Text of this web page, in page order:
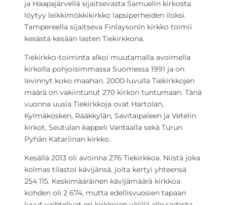
ja Haapajärvellä sijaitsevasta Samuelin kirkosta
löytyy leikkimökkikirkko lapsiperheiden iloksi.
Tampereella sijaitseva Finlaysonin kirkko toimii
kesästä kesään lasten Tiekirkkona.
Tiekirkko-toiminta alkoi muutamalla avoimella
kirkolla pohjoisimmassa Suomessa 1991 ja on
levinnyt koko maahan. 2000-luvulla Tiekirkkojen
määrä on vakiintunut 270 kirkon tuntumaan. Tänä
vuonna uusia Tiekirkkoja ovat Hartolan,
Kylmäkosken, Rääkkylän, Savitaipaleen ja Vetelin
kirkot, Seutulan kappeli Vantaalla sekä Turun
Pyhän Katariinan kirkko.
Kesällä 2013 oli avoinna 276 Tiekirkkoa. Niistä joka
kolmas tilastoi kävijänsä, joita kertyi yhteensä
254 115. Keskimääräinen kävijämäärä kirkkoa
kohden oli 2 674, mutta edellisvuosien tapaan